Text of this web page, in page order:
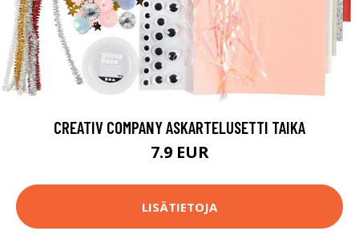
CREATIV COMPANY ASKARTELUSETTI TAIKA
7.9 EUR
LISÄTIETOJA